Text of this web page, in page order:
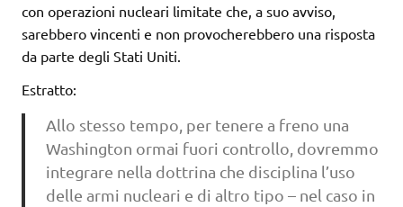
con operazioni nucleari limitate che, a suo avviso,
sarebbero vincenti e non provocherebbero una risposta
da parte degli Stati Uniti.
Estratto:
Allo stesso tempo, per tenere a freno una
Washington ormai fuori controllo, dovremmo
integrare nella dottrina che disciplina l’uso
delle armi nucleari e di altro tipo – nel caso in